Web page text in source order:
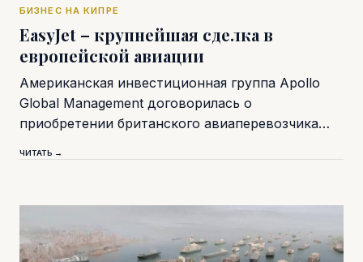
БИЗНЕС НА КИПРЕ
EasyJet – крупнейшая сделка в
европейской авиации
Американская инвестиционная группа Apollo
Global Management договорилась о
приобретении британского авиаперевозчика…
ЧИТАТЬ →